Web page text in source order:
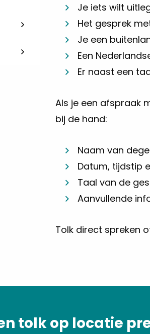
Je iets wilt
Het gesprek
Je een
Een
Er naast een
Als je een afspraak
bij de hand:
Naam van
Datum, tijdstip
Taal van de
Aanvullende
Tolk direct spreken
tolk op locatie